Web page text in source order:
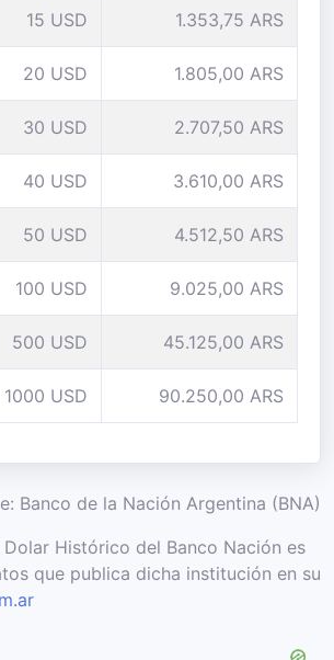
15 USD 1.353,75 ARS
20 USD 1.805,00 ARS
30 USD 2.707,50 ARS
40 USD 3.610,00 ARS
50 USD 4.512,50 ARS
100 USD 9.025,00 ARS
500 USD 45.125,00 ARS
1000 USD 90.250,00 ARS
Banco de la Nación Argentina (BNA)
Histórico del Banco Nación es
que publica dicha institución en su